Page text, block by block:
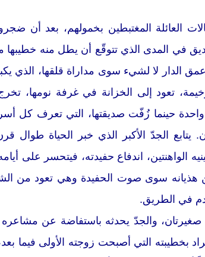
العائلة المغتبطين بخمولهم، بعد أن
في المدى الذي تتوقّع أن يطل منه خطيبها
الدار لا لشيء سوى مداراة قلقها، الذي
تعود إلى الخزانة في غرفة نومها،
حينما زُفّت صديقتها، التي تعرف كل
يتابع الجدّ الأكبر الذي خبر الحياة طوال
الواهنتين، اندفاع حفيدته، فيتحسر على
هذيانه سوى صوت الحفيدة وهي تعود من
في الطريق.
والجدّ يحدثه باستفاضة عن مشاعره
بخطيبته التي أصبحت زوجته الأولى فيما